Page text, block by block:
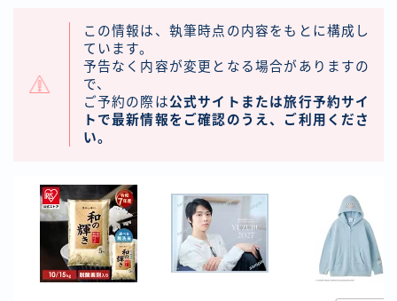
この情報は、執筆時点の内容をもとに構成し
ています。
予告なく内容が変更となる場合がありますの
で、
ご予約の際は公式サイトまたは旅行予約サイ
トで最新情報をご確認のうえ、ご利用くださ
い。